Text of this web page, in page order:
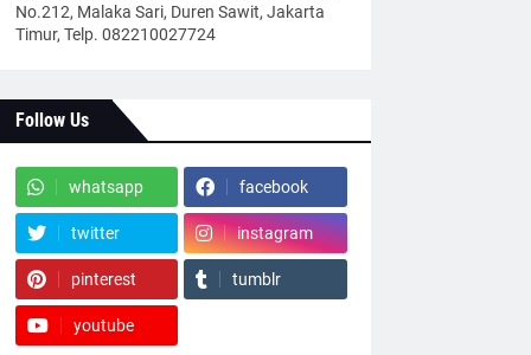
No.212, Malaka Sari, Duren Sawit, Jakarta
Timur, Telp. 082210027724
Follow Us
whatsapp facebook
twitter instagram
pinterest tumblr
youtube